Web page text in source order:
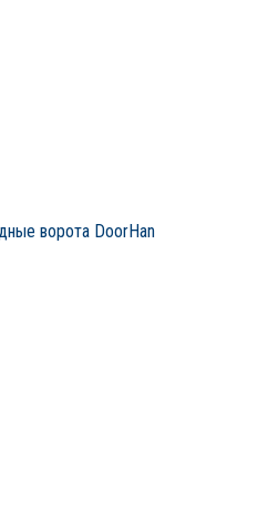
ворота DoorHan